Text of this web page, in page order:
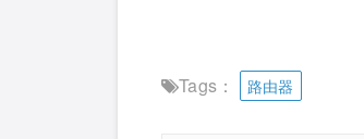
Tags： 路由器